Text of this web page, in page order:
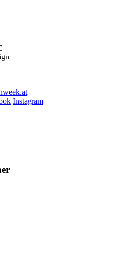
Instagram